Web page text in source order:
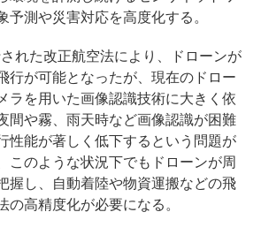
予測や災害対応を高度化する。
れた改正航空法により、ドローンが
行が可能となったが、現在のドロー
ラを用いた画像認識技術に大きく依
間や霧、雨天時など画像認識が困難
性能が著しく低下するという問題が
このような状況下でもドローンが周
握し、自動着陸や物資運搬などの飛
の高精度化が必要になる。